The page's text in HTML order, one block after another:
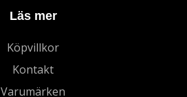
Läs mer
Köpvillkor
Kontakt
Varumärken